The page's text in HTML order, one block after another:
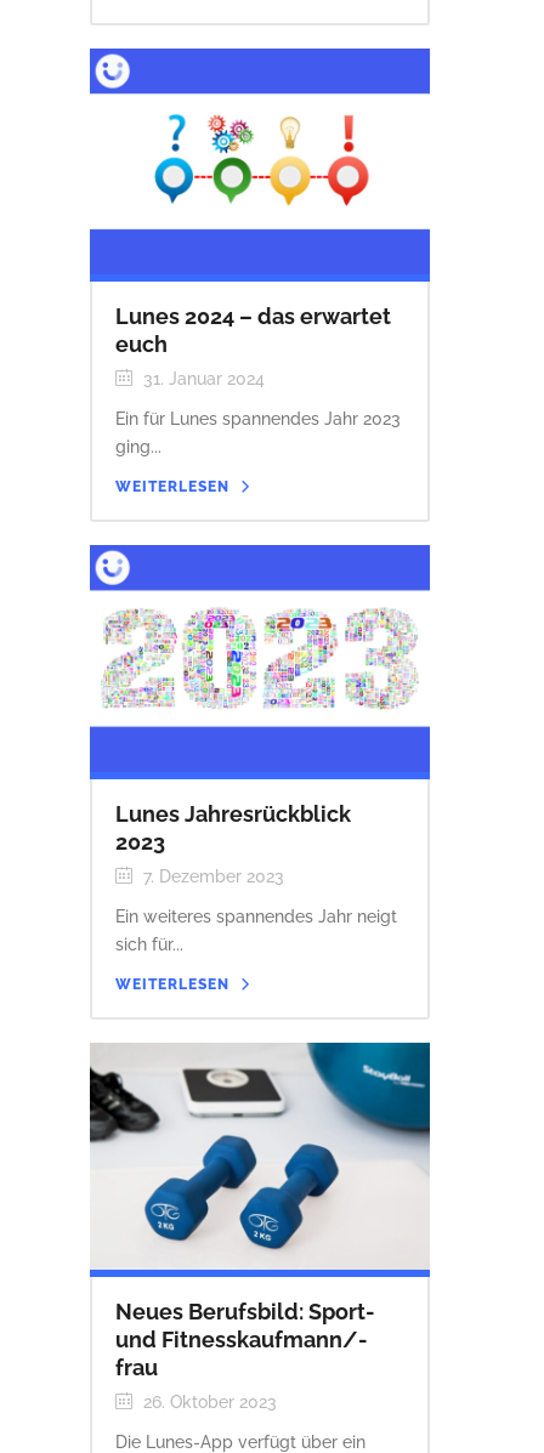
Lunes 2024 – das erwartet
euch
31. Januar 2024
Ein für Lunes spannendes Jahr 2023
ging...
WEITERLESEN
Lunes Jahresrückblick
2023
7. Dezember 2023
Ein weiteres spannendes Jahr neigt
sich für...
WEITERLESEN
Neues Berufsbild: Sport-
und Fitnesskaufmann/-
frau
26. Oktober 2023
Die Lunes-App verfügt über ein